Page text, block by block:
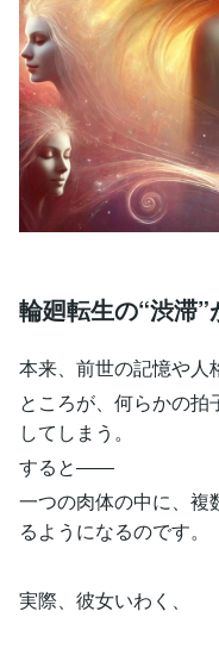
輪廻転生の“渋滞
本来、前世の記憶や人
ところが、何らかの
してしまう。
すると――
一つの肉体の中に、複
るようになるのです。
実際、彼女いわく、